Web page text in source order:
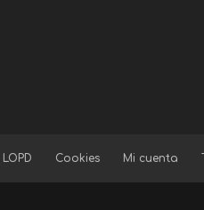
LOPD Cookies Mi cuenta